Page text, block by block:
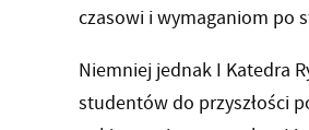
czasowi i wymaganiom po
Niemniej jednak I Katedra
studentów do przyszłości